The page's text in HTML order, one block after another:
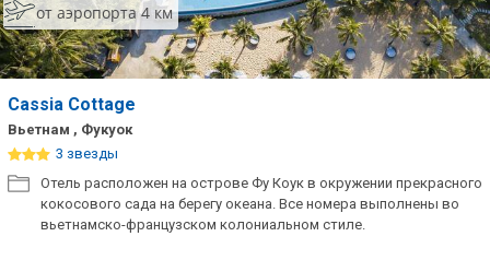
от аэропорта 4 км
Cassia Cottage
Вьетнам , Фукуок
3 звезды
Отель расположен на острове Фу Коук в окружении прекрасного
кокосового сада на берегу океана. Все номера выполнены во
вьетнамско-французском колониальном стиле.